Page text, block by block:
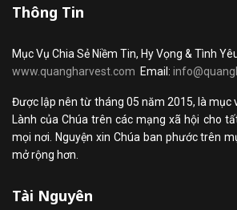
Thông Tin
Mục Vụ Chia Sẻ Niềm Tin, Hy Vọng & Tình
www.quangharvest.com Email:
Được lập nên từ tháng 05 năm 2015, là mục
Lành của Chúa trên các mạng xã hội cho
mọi nơi. Nguyện xin Chúa ban phước trên
mở rộng hơn.
Tài Nguyên